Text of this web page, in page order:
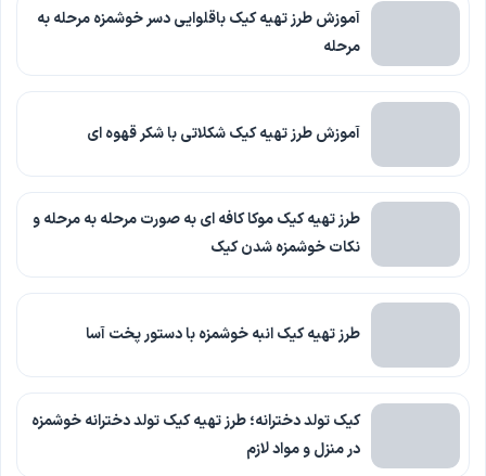
آموزش طرز تهیه کیک باقلوایی دسر خوشمزه مرحله به
مرحله
آموزش طرز تهیه کیک شکلاتی با شکر قهوه ای
طرز تهیه کیک موکا کافه ای به صورت مرحله به مرحله و
نکات خوشمزه شدن کیک
طرز تهیه کیک انبه خوشمزه با دستور پخت آسا
کیک تولد دخترانه؛ طرز تهیه کیک تولد دخترانه خوشمزه
در منزل و مواد لازم